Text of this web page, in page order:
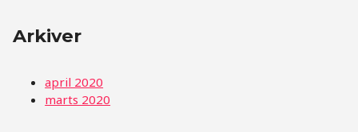
Arkiver
april 2020
marts 2020